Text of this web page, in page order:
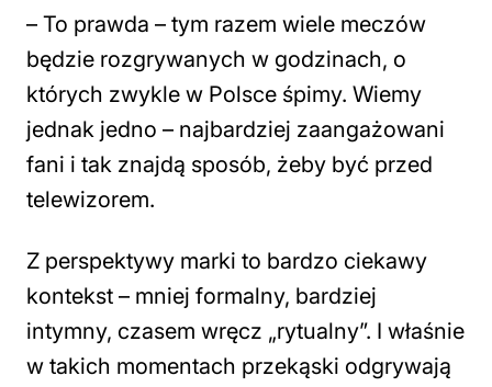
– To prawda – tym razem wiele meczów
będzie rozgrywanych w godzinach, o
których zwykle w Polsce śpimy. Wiemy
jednak jedno – najbardziej zaangażowani
fani i tak znajdą sposób, żeby być przed
telewizorem.
Z perspektywy marki to bardzo ciekawy
kontekst – mniej formalny, bardziej
intymny, czasem wręcz „rytualny”. I właśnie
w takich momentach przekąski odgrywają